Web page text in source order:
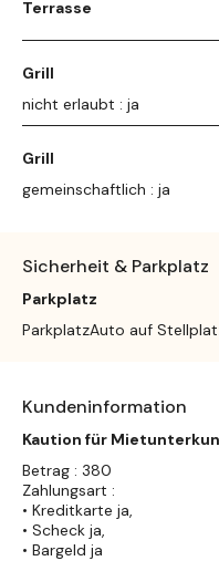
Terrasse
Grill
nicht erlaubt : ja
Grill
gemeinschaftlich : ja
Sicherheit & Parkplatz
Parkplatz
ParkplatzAuto auf
Kundeninformation
Kaution für
Betrag : 380
Zahlungsart :
• Kreditkarte ja,
• Scheck ja,
• Bargeld ja